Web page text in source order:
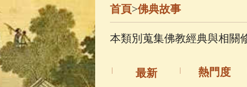
善財童子五十三參
佛典故事(37) 佛
首頁>佛典故事
本類別蒐集佛教經典與相關
最新
熱門度